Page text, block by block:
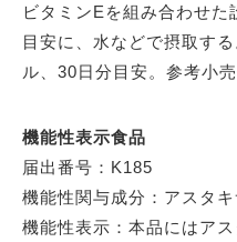
ビタミンEを組み合わせ
目安に、水などで摂取す
ル、30日分目安。参考小
機能性表示食品
届出番号：K185
機能性関与成分：アスタ
機能性表示：本品にはア